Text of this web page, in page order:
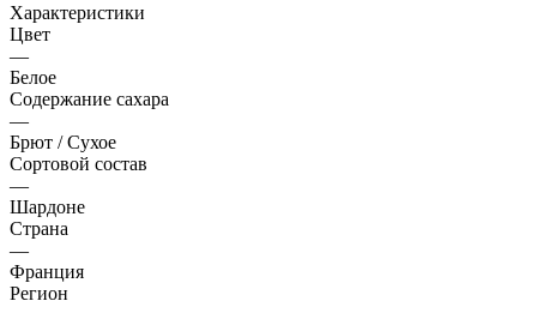
Характеристики
Цвет
—
Белое
Содержание сахара
—
Брют / Сухое
Сортовой состав
—
Шардоне
Страна
—
Франция
Регион